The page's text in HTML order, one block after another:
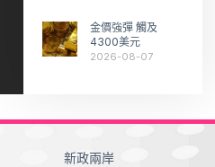
金價強彈 觸及
4300美元
2026-08-07
新政兩岸